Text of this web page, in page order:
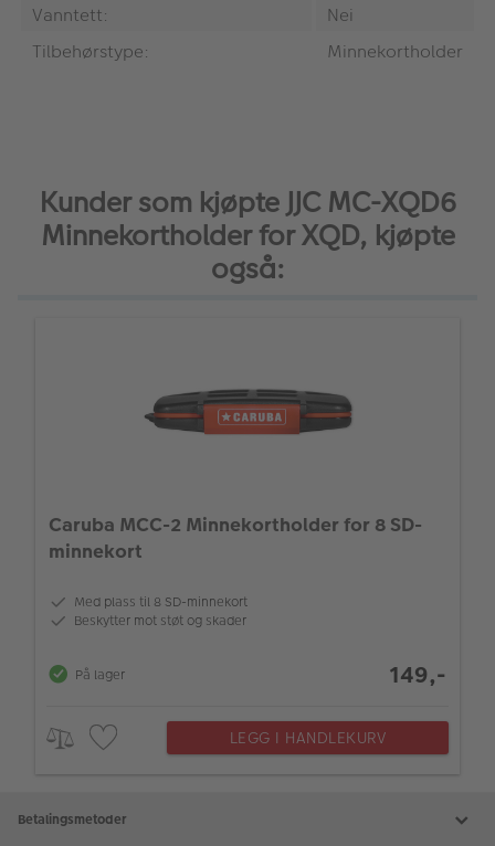
Vanntett:
Nei
Tilbehørstype:
Minnekortholder
Kunder som kjøpte JJC MC-XQD6
Minnekortholder for XQD, kjøpte
også:
Caruba MCC-2 Minnekortholder for 8 SD-
minnekort
Med plass til 8 SD-minnekort
Beskytter mot støt og skader
På lager 149,-
LEGG I HANDLEKURV
Betalingsmetoder